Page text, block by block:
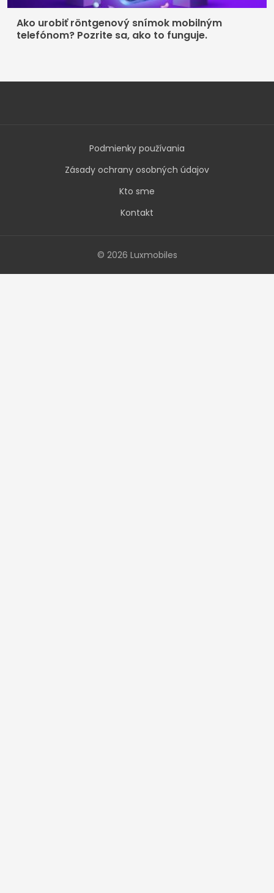
Ako urobiť röntgenový snímok mobilným
telefónom? Pozrite sa, ako to funguje.
Podmienky používania
Zásady ochrany osobných údajov
Kto sme
Kontakt
© 2026 Luxmobiles